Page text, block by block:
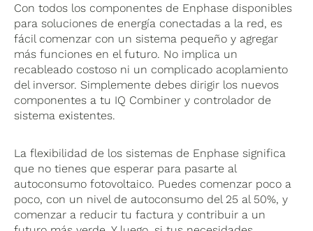
Con todos los componentes de Enphase disponibles
para soluciones de energía conectadas a la red, es
fácil comenzar con un sistema pequeño y agregar
más funciones en el futuro. No implica un
recableado costoso ni un complicado acoplamiento
del inversor. Simplemente debes dirigir los nuevos
componentes a tu IQ Combiner y controlador de
sistema existentes.
La flexibilidad de los sistemas de Enphase significa
que no tienes que esperar para pasarte al
autoconsumo fotovoltaico. Puedes comenzar poco a
poco, con un nivel de autoconsumo del 25 al 50%, y
comenzar a reducir tu factura y contribuir a un